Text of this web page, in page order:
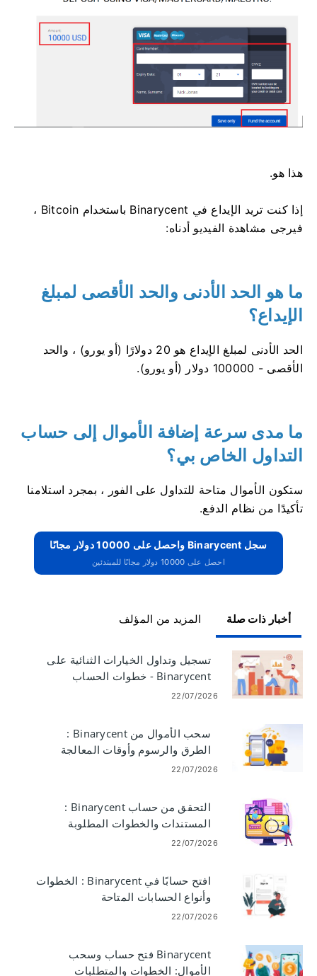
هذا هو.
إذا كنت تريد الإيداع في Binarycent باستخدام Bitcoin ،
فيرجى مشاهدة الفيديو أدناه:
ما هو الحد الأدنى والحد الأقصى لمبلغ
الإيداع؟
الحد الأدنى لمبلغ الإيداع هو 20 دولارًا (أو يورو) ، والحد
الأقصى - 100000 دولار (أو يورو).
ما مدى سرعة إضافة الأموال إلى حساب
التداول الخاص بي؟
ستكون الأموال متاحة للتداول على الفور ، بمجرد استلامنا
تأكيدًا من نظام الدفع.
سجل Binarycent واحصل على 10000 دولار مجانًا
احصل على 10000 دولار مجانًا للمبتدئين
المزيد من المؤلف أخبار ذات صلة
تسجيل وتداول الخيارات الثنائية على
Binarycent - خطوات الحساب
والتداول
22/07/2026
سحب الأموال من Binarycent :
الطرق والرسوم وأوقات المعالجة
22/07/2026
التحقق من حساب Binarycent :
المستندات والخطوات المطلوبة
22/07/2026
افتح حسابًا في Binarycent : الخطوات
وأنواع الحسابات المتاحة
22/07/2026
Binarycent فتح حساب وسحب
الأموال: الخطوات والمتطلبات